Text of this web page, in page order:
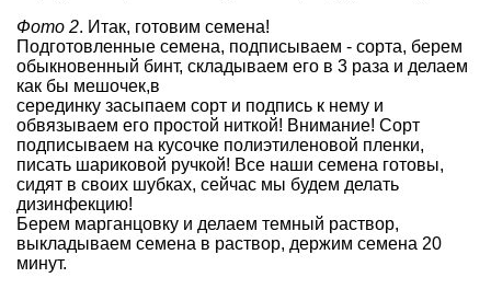
Фото 2. Итак, готовим семена!
Подготовленные семена, подписываем - сорта, берем
обыкновенный бинт, складываем его в 3 раза и делаем
как бы мешочек,в
серединку засыпаем сорт и подпись к нему и
обвязываем его простой ниткой! Внимание! Cорт
подписываем на кусочке полиэтиленовой пленки,
писать шариковой ручкой! Все наши семена готовы,
сидят в своих шубках, сейчас мы будем делать
дизинфекцию!
Берем марганцовку и делаем темный раствор,
выкладываем семена в раствор, держим семена 20
минут.